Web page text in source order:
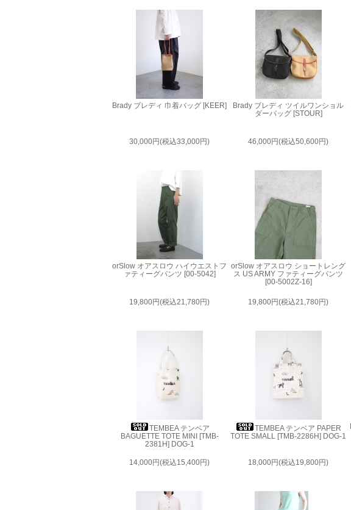
Brady ブレディ 巾着バッグ [KEER]
30,000円(税込33,000円)
Brady ブレディ ツイルワンショル
ダーバッグ [STOUR]
46,000円(税込50,600円)
orSlow オアスロウ ハイウエストフ
ァティーグパンツ [00-5042]
19,800円(税込21,780円)
orSlow オアスロウ ショートレング
ス US ARMY ファティーグパンツ
[00-5002Z-16]
19,800円(税込21,780円)
TEMBEA テンベア
BAGUETTE TOTE MINI [TMB-
2381H] DOG-1
14,000円(税込15,400円)
TEMBEA テンベア PAPER
TOTE SMALL [TMB-2286H] DOG-1
18,000円(税込19,800円)